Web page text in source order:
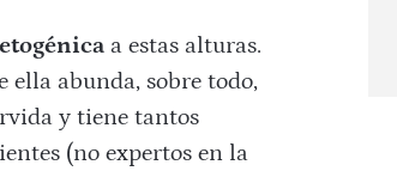
a estas alturas.
abunda, sobre todo,
y tiene tantos
(no expertos en la